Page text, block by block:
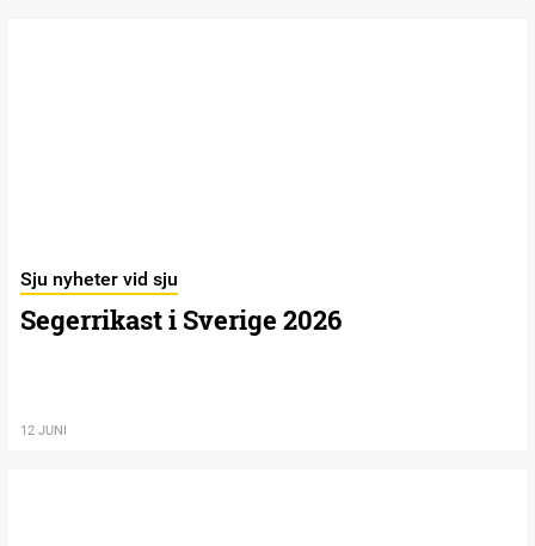
Sju nyheter vid sju
Segerrikast i Sverige 2026
12 JUNI